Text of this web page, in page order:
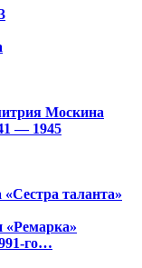
Москина
— 1945
«Сестра таланта»
«Ремарка»
го…